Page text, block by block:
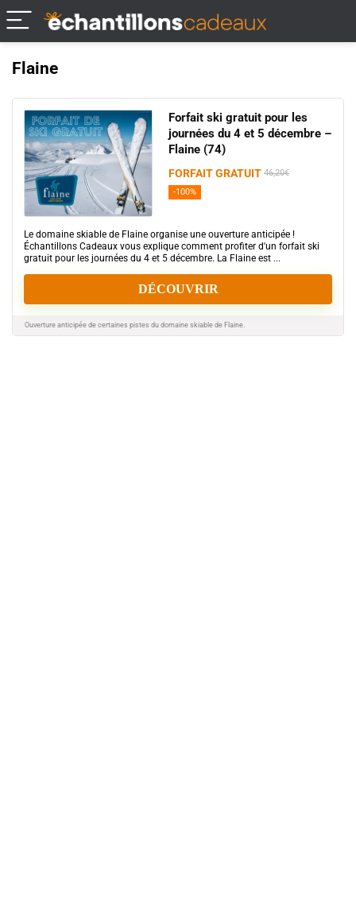
Flaine
Forfait ski gratuit pour les
journées du 4 et 5 décembre –
Flaine (74)
FORFAIT GRATUIT 46,20€
-100%
Le domaine skiable de Flaine organise une ouverture anticipée !
Échantillons Cadeaux vous explique comment profiter d'un forfait ski
gratuit pour les journées du 4 et 5 décembre. La Flaine est ...
DÉCOUVRIR
Ouverture anticipée de certaines pistes du domaine skiable de Flaine.